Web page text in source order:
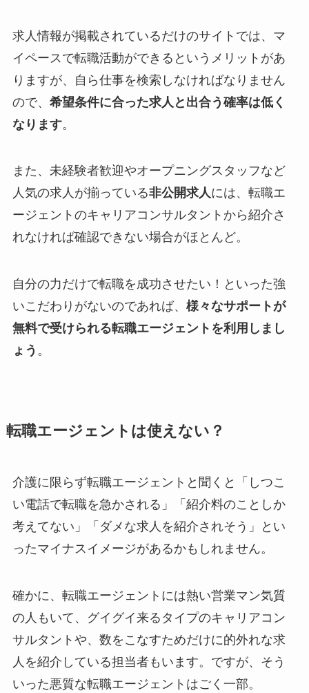
求人情報が掲載されているだけのサイトでは、マ
イペースで転職活動ができるというメリットがあ
りますが、自ら仕事を検索しなければなりません
ので、 希望条件に合った求人と出合う確率は低く
なります。
また、未経験者歓迎やオープニングスタッフなど
人気の求人が揃っている非公開求人には、転職エ
ージェントのキャリアコンサルタントから紹介さ
れなければ確認できない場合がほとんど。
自分の力だけで転職を成功させたい！といった強
いこだわりがないのであれば、 様々なサポートが
無料で受けられる転職エージェントを利用しまし
ょう 。
転職エージェントは使えない？
介護に限らず転職エージェントと聞くと「しつこ
い電話で転職を急かされる」「紹介料のことしか
考えてない」「ダメな求人を紹介されそう」とい
ったマイナスイメージがあるかもしれません。
確かに、転職エージェントには熱い営業マン気質
の人もいて、グイグイ来るタイプのキャリアコン
サルタントや、数をこなすためだけに的外れな求
人を紹介している担当者もいます。ですが、そう
いった悪質な転職エージェントはごく一部。